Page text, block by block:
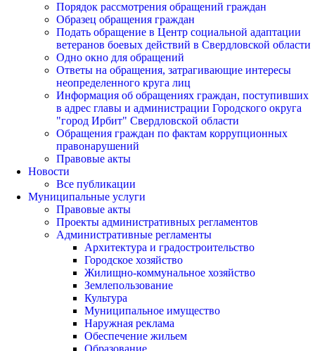
Порядок рассмотрения обращений граждан
Образец обращения граждан
Подать обращение в Центр социальной адаптации
ветеранов боевых действий в Свердловской области
Одно окно для обращений
Ответы на обращения, затрагивающие интересы
неопределенного круга лиц
Информация об обращениях граждан, поступивших
в адрес главы и администрации Городского округа
"город Ирбит" Свердловской области
Обращения граждан по фактам коррупционных
правонарушений
Правовые акты
Новости
Все публикации
Муниципальные услуги
Правовые акты
Проекты административных регламентов
Административные регламенты
Архитектура и градостроительство
Городское хозяйство
Жилищно-коммунальное хозяйство
Землепользование
Культура
Муниципальное имущество
Наружная реклама
Обеспечение жильем
Образование